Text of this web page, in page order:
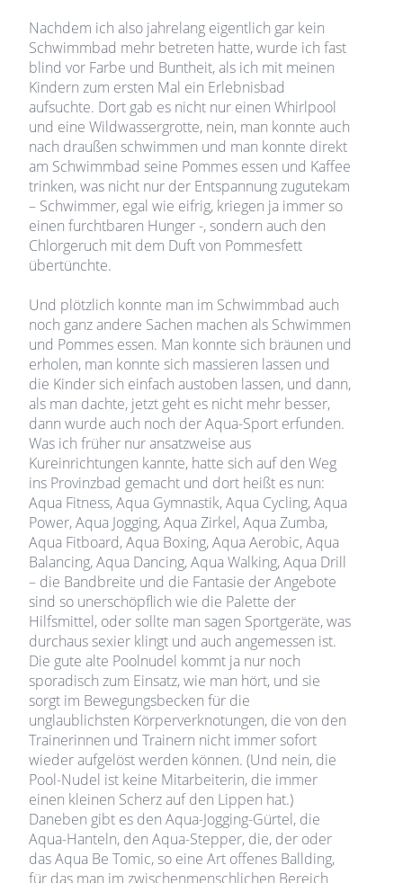
Nachdem ich also jahrelang eigentlich gar kein
Schwimmbad mehr betreten hatte, wurde ich fast
blind vor Farbe und Buntheit, als ich mit meinen
Kindern zum ersten Mal ein Erlebnisbad
aufsuchte. Dort gab es nicht nur einen Whirlpool
und eine Wildwassergrotte, nein, man konnte auch
nach draußen schwimmen und man konnte direkt
am Schwimmbad seine Pommes essen und Kaffee
trinken, was nicht nur der Entspannung zugutekam
– Schwimmer, egal wie eifrig, kriegen ja immer so
einen furchtbaren Hunger -, sondern auch den
Chlorgeruch mit dem Duft von Pommesfett
übertünchte.
Und plötzlich konnte man im Schwimmbad auch
noch ganz andere Sachen machen als Schwimmen
und Pommes essen. Man konnte sich bräunen und
erholen, man konnte sich massieren lassen und
die Kinder sich einfach austoben lassen, und dann,
als man dachte, jetzt geht es nicht mehr besser,
dann wurde auch noch der Aqua-Sport erfunden.
Was ich früher nur ansatzweise aus
Kureinrichtungen kannte, hatte sich auf den Weg
ins Provinzbad gemacht und dort heißt es nun:
Aqua Fitness, Aqua Gymnastik, Aqua Cycling, Aqua
Power, Aqua Jogging, Aqua Zirkel, Aqua Zumba,
Aqua Fitboard, Aqua Boxing, Aqua Aerobic, Aqua
Balancing, Aqua Dancing, Aqua Walking, Aqua Drill
– die Bandbreite und die Fantasie der Angebote
sind so unerschöpflich wie die Palette der
Hilfsmittel, oder sollte man sagen Sportgeräte, was
durchaus sexier klingt und auch angemessen ist.
Die gute alte Poolnudel kommt ja nur noch
sporadisch zum Einsatz, wie man hört, und sie
sorgt im Bewegungsbecken für die
unglaublichsten Körperverknotungen, die von den
Trainerinnen und Trainern nicht immer sofort
wieder aufgelöst werden können. (Und nein, die
Pool-Nudel ist keine Mitarbeiterin, die immer
einen kleinen Scherz auf den Lippen hat.)
Daneben gibt es den Aqua-Jogging-Gürtel, die
Aqua-Hanteln, den Aqua-Stepper, die, der oder
das Aqua Be Tomic, so eine Art offenes Ballding,
für das man im zwischenmenschlichen Bereich